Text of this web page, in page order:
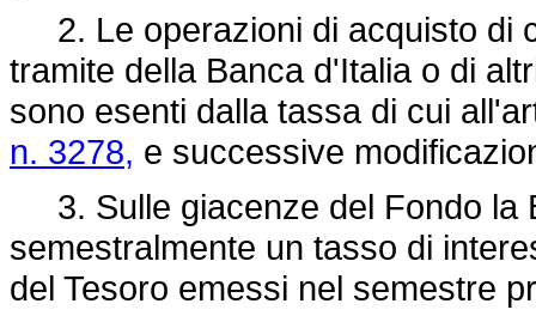
2. Le operazioni di acquisto di
tramite della Banca d'Italia o di
sono esenti dalla tassa di cui
n. 3278, e successive
3. Sulle giacenze del Fondo la
semestralmente un tasso di
del Tesoro emessi nel semestre